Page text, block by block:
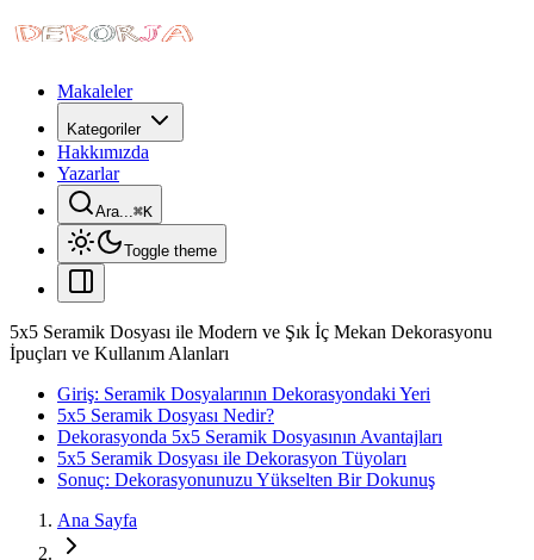
Makaleler
Kategoriler
Hakkımızda
Yazarlar
Ara...⌘K
Toggle theme
5x5 Seramik Dosyası ile Modern ve Şık İç Mekan Dekorasyonu
İpuçları ve Kullanım Alanları
Giriş: Seramik Dosyalarının Dekorasyondaki Yeri
5x5 Seramik Dosyası Nedir?
Dekorasyonda 5x5 Seramik Dosyasının Avantajları
5x5 Seramik Dosyası ile Dekorasyon Tüyoları
Sonuç: Dekorasyonunuzu Yükselten Bir Dokunuş
Ana Sayfa